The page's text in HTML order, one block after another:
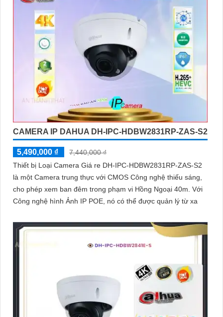
CAMERA IP DAHUA DH-IPC-HDBW2831RP-ZAS-S2
5,490,000 ₫
7,440,000 ₫
Thiết bị Loại Camera Giá re DH-IPC-HDBW2831RP-ZAS-S2
là một Camera trung thực với CMOS Công nghệ thiếu sáng,
cho phép xem ban đêm trong phạm vi Hồng Ngoại 40m. Với
Công nghệ hình Ảnh IP POE, nó có thể được quản lý từ xa